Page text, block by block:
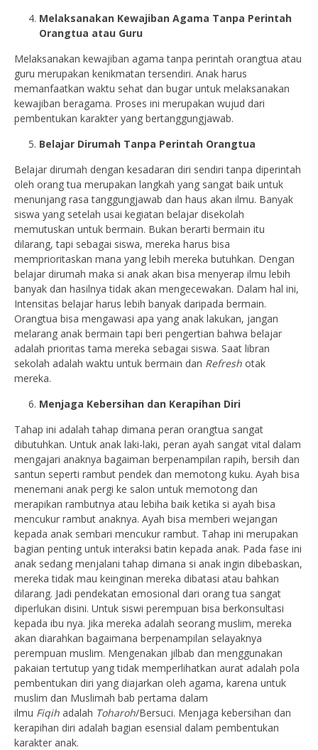
Melaksanakan Kewajiban Agama Tanpa Perintah
Orangtua atau Guru
Melaksanakan kewajiban agama tanpa perintah orangtua atau
guru merupakan kenikmatan tersendiri. Anak harus
memanfaatkan waktu sehat dan bugar untuk melaksanakan
kewajiban beragama. Proses ini merupakan wujud dari
pembentukan karakter yang bertanggungjawab.
Belajar Dirumah Tanpa Perintah Orangtua
Belajar dirumah dengan kesadaran diri sendiri tanpa diperintah
oleh orang tua merupakan langkah yang sangat baik untuk
menunjang rasa tanggungjawab dan haus akan ilmu. Banyak
siswa yang setelah usai kegiatan belajar disekolah
memutuskan untuk bermain. Bukan berarti bermain itu
dilarang, tapi sebagai siswa, mereka harus bisa
memprioritaskan mana yang lebih mereka butuhkan. Dengan
belajar dirumah maka si anak akan bisa menyerap ilmu lebih
banyak dan hasilnya tidak akan mengecewakan. Dalam hal ini,
Intensitas belajar harus lebih banyak daripada bermain.
Orangtua bisa mengawasi apa yang anak lakukan, jangan
melarang anak bermain tapi beri pengertian bahwa belajar
adalah prioritas tama mereka sebagai siswa. Saat libran
sekolah adalah waktu untuk bermain dan Refresh otak
mereka.
Menjaga Kebersihan dan Kerapihan Diri
Tahap ini adalah tahap dimana peran orangtua sangat
dibutuhkan. Untuk anak laki-laki, peran ayah sangat vital dalam
mengajari anaknya bagaiman berpenampilan rapih, bersih dan
santun seperti rambut pendek dan memotong kuku. Ayah bisa
menemani anak pergi ke salon untuk memotong dan
merapikan rambutnya atau lebiha baik ketika si ayah bisa
mencukur rambut anaknya. Ayah bisa memberi wejangan
kepada anak sembari mencukur rambut. Tahap ini merupakan
bagian penting untuk interaksi batin kepada anak. Pada fase ini
anak sedang menjalani tahap dimana si anak ingin dibebaskan,
mereka tidak mau keinginan mereka dibatasi atau bahkan
dilarang. Jadi pendekatan emosional dari orang tua sangat
diperlukan disini. Untuk siswi perempuan bisa berkonsultasi
kepada ibu nya. Jika mereka adalah seorang muslim, mereka
akan diarahkan bagaimana berpenampilan selayaknya
perempuan muslim. Mengenakan jilbab dan menggunakan
pakaian tertutup yang tidak memperlihatkan aurat adalah pola
pembentukan diri yang diajarkan oleh agama, karena untuk
muslim dan Muslimah bab pertama dalam
ilmu Fiqih adalah Toharoh/Bersuci. Menjaga kebersihan dan
kerapihan diri adalah bagian esensial dalam pembentukan
karakter anak.